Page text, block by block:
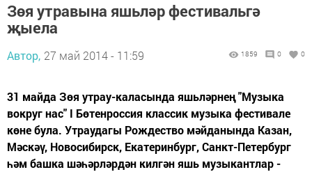
Зөя утравына яшьләр фестивальгә
җыела
Автор, 27 май 2014 - 11:59 1859 0 0
31 майда Зөя утрау-каласында яшьләрнең "Музыка
вокруг нас" I Бөтенроссия классик музыка фестивале
көне була. Утраудагы Рождество мәйданында Казан,
Мәскәү, Новосибирск, Екатеринбург, Санкт-Петербург
һәм башка шәһәрләрдән килгән яшь музыкантлар -